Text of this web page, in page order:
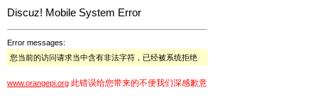
Discuz! Mobile System Error
Error messages:
您当前的访问请求当中含有非法字符，已经被系统拒绝
www.orangepi.org 此错误给您带来的不便我们深感歉意